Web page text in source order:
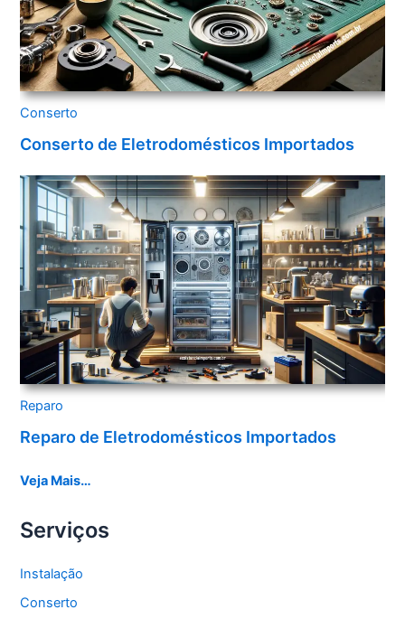
Conserto
Conserto de Eletrodomésticos Importados
Reparo
Reparo de Eletrodomésticos Importados
Veja Mais…
Serviços
Instalação
Conserto